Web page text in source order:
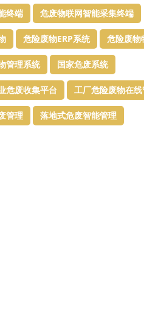
终端 危废物联网智能采集终端
危险废物ERP系统 危险废物
管理系统 国家危废系统
危废收集平台 工厂危险废物在
管理 落地式危废智能管理